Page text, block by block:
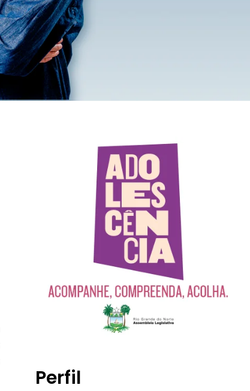
Perfil